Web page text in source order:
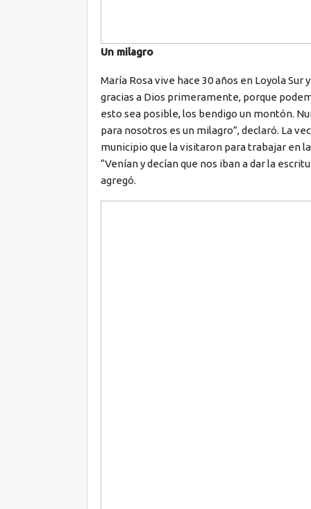
Un milagro
María Rosa vive hace 30 años en Loyola
gracias a Dios primeramente, porque
esto sea posible, los bendigo un montón.
para nosotros es un milagro”, declaró. La
municipio que la visitaron para trabajar en
“Venían y decían que nos iban a dar la
agregó.